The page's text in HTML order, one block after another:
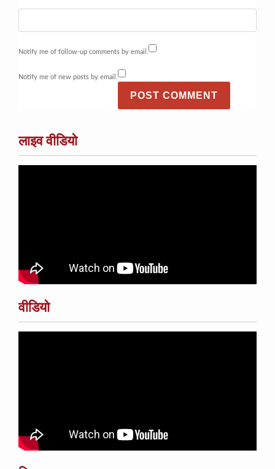
Notify me of follow-up comments by email.
Notify me of new posts by email.
लाइव वीडियो
वीडियो